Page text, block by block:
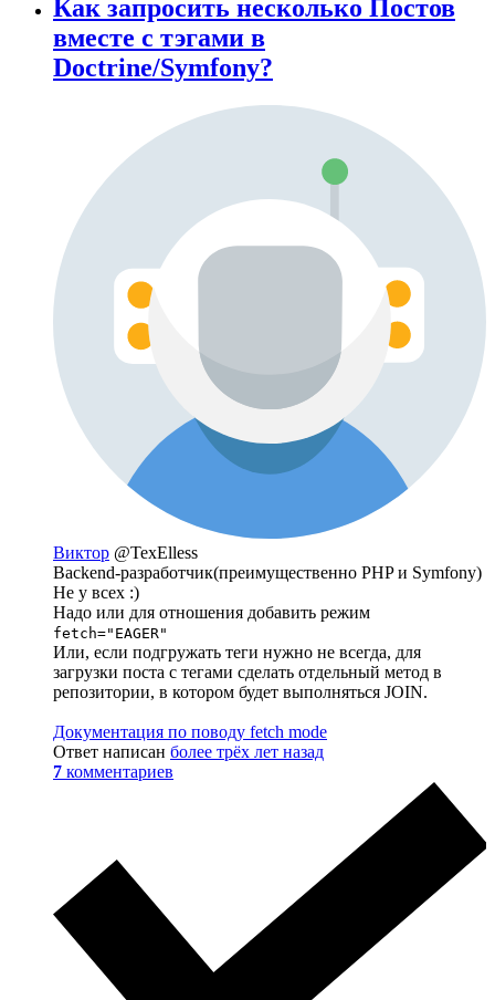
Как запросить несколько Постов
вместе с тэгами в
Doctrine/Symfony?
Виктор @TexElless
Backend-разработчик(преимущественно PHP и Symfony)
Не у всех :)
Надо или для отношения добавить режим
fetch="EAGER"
Или, если подгружать теги нужно не всегда, для
загрузки поста с тегами сделать отдельный метод в
репозитории, в котором будет выполняться JOIN.
Документация по поводу fetch mode
Ответ написан более трёх лет назад
7 комментариев